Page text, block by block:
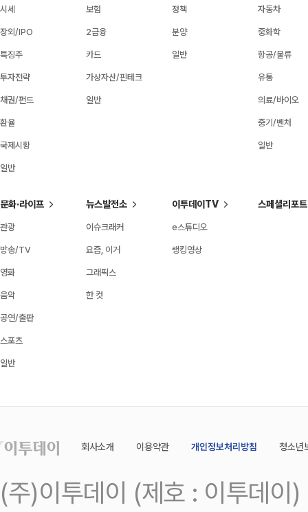
시세
장외/IPO
특징주
투자전략
채권/펀드
환율
국제시황
일반
보험
2금융
카드
가상자산/핀테크
일반
정책
분양
일반
자동차
중화학
항공/물류
유통
의료/바이오
중기/벤처
일반
문화·라이프
관광
방송/TV
영화
음악
공연/출판
스포츠
일반
뉴스발전소
이슈크래커
요즘, 이거
그래픽스
한 컷
이투데이TV
e스튜디오
랭킹영상
스페셜리포트
회사소개 이용약관 개인정보처리방침 청소년
(주)이투데이 (제호 : 이투데